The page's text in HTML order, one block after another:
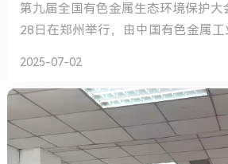
第九届全国有色金属生态环境保护
28日在郑州举行，由中国有色金属
平生态文明思想，牢固树立和践行绿
山的理念，推动生态环境质量持续改
工业高质量发展。
2025-07-02